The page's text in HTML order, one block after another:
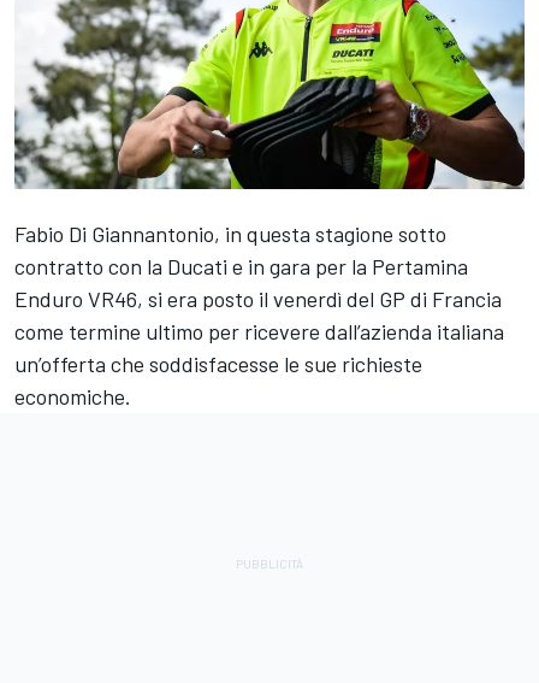
Fabio Di Giannantonio, in questa stagione sotto
contratto con la Ducati e in gara per la Pertamina
Enduro VR46, si era posto il venerdì del GP di Francia
come termine ultimo per ricevere dall’azienda italiana
un’offerta che soddisfacesse le sue richieste
economiche.